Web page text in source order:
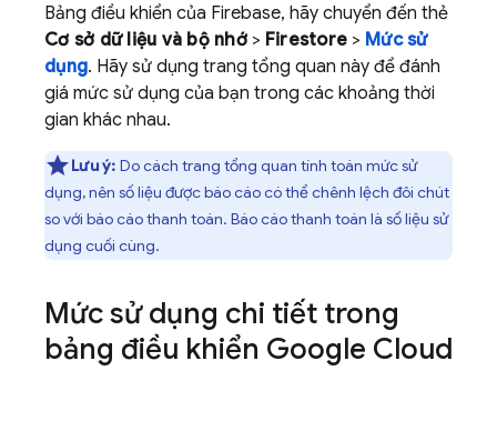
Bảng điều khiển của Firebase, hãy chuyển đến thẻ
Cơ sở dữ liệu và bộ nhớ> Firestore > Mức sử
dụng. Hãy sử dụng trang tổng quan này để đánh
giá mức sử dụng của bạn trong các khoảng thời
gian khác nhau.
Lưu ý: Do cách trang tổng quan tính toán mức sử
dụng, nên số liệu được báo cáo có thể chênh lệch đôi chút
so với báo cáo thanh toán. Báo cáo thanh toán là số liệu sử
dụng cuối cùng.
Mức sử dụng chi tiết trong
bảng điều khiển Google Cloud